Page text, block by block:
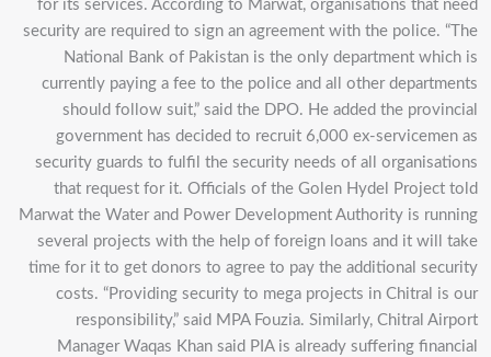
for its services. According to Marwat, organisations that need
security are required to sign an agreement with the police. “The
National Bank of Pakistan is the only department which is
currently paying a fee to the police and all other departments
should follow suit,” said the DPO. He added the provincial
government has decided to recruit 6,000 ex-servicemen as
security guards to fulfil the security needs of all organisations
that request for it. Officials of the Golen Hydel Project told
Marwat the Water and Power Development Authority is running
several projects with the help of foreign loans and it will take
time for it to get donors to agree to pay the additional security
costs. “Providing security to mega projects in Chitral is our
responsibility,” said MPA Fouzia. Similarly, Chitral Airport
Manager Waqas Khan said PIA is already suffering financial